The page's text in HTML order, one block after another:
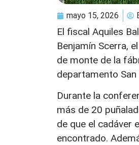
mayo 15, 2026
El fiscal Aquiles
Benjamín Scerra,
de monte de la
departamento San
Durante la
más de 20
de que el cadáver
encontrado.